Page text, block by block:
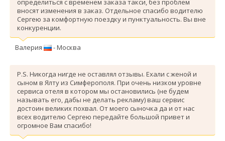
вносят изменения в заказ. Отдельное спасибо водителю
Сергею за комфортную поездку и пунктуальность. Вы вне
конкуренции.
Валерия - Москва
P.S. Никогда нигде не оставлял отзывы. Ехали с женой и
сыном в Ялту из Симферополя. При очень низком уровне
сервиса отеля в котором мы остановились (не будем
называть его, дабы не делать рекламу) ваш сервис
достоин великих похвал. От моего сыночка да и от нас
всех водителю Сергею передайте большой привет и
огромное Вам спасибо!